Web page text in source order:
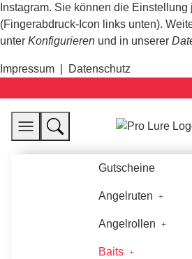
Instagram. Sie können die Einstellung
(Fingerabdruck-Icon links unten).
unter Konfigurieren und in unserer
Impressum Datenschutz
Gutscheine
Angelruten
Angelrollen
Baits